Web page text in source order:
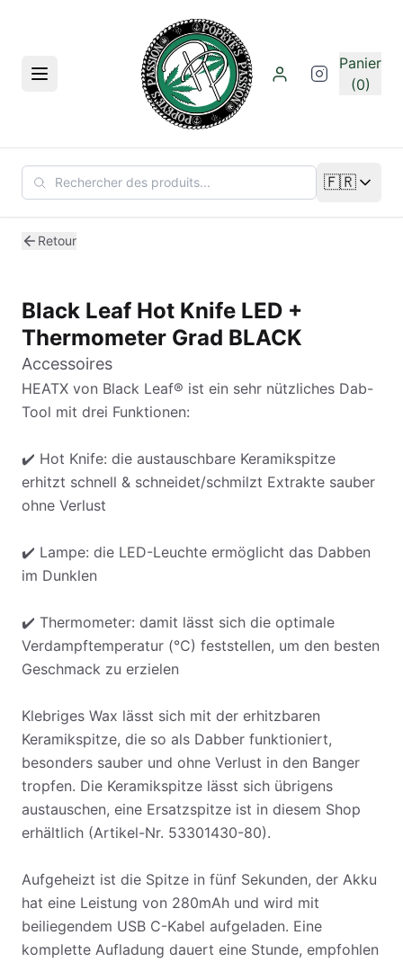
Menu
Panier
(0)
🇫🇷
Changer
Retour
Black Leaf Hot Knife LED +
Thermometer Grad BLACK
Accessoires
HEATX von Black Leaf® ist ein sehr nützliches Dab-
Tool mit drei Funktionen:
✔️ Hot Knife: die austauschbare Keramikspitze
erhitzt schnell & schneidet/schmilzt Extrakte sauber
ohne Verlust
✔️ Lampe: die LED-Leuchte ermöglicht das Dabben
im Dunklen
✔️ Thermometer: damit lässt sich die optimale
Verdampftemperatur (°C) feststellen, um den besten
Geschmack zu erzielen
Klebriges Wax lässt sich mit der erhitzbaren
Keramikspitze, die so als Dabber funktioniert,
besonders sauber und ohne Verlust in den Banger
tropfen. Die Keramikspitze lässt sich übrigens
austauschen, eine Ersatzspitze ist in diesem Shop
erhältlich (Artikel-Nr. 53301430-80).
Aufgeheizt ist die Spitze in fünf Sekunden, der Akku
hat eine Leistung von 280mAh und wird mit
beiliegendem USB C-Kabel aufgeladen. Eine
komplette Aufladung dauert eine Stunde, empfohlen